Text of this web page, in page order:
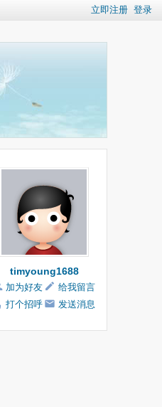
立即注册 登录
timyoung1688
加为好友
给我留言
打个招呼
发送消息